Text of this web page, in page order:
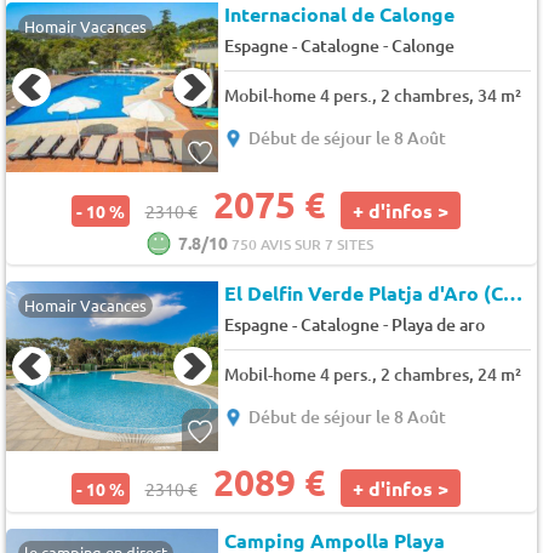
Homair Vacances Internacional de Calonge
Espagne - Catalogne-Calonge
Mobil-home 4 pers., 2 chambres, 34 m²
Début de séjour le 8 Août
- 10 % 2310 € 2075 € + d'infos >
7.8/10750 AVIS SUR 7 SITES
Homair Vacances El Delfin Verde Platja d'Aro (CB029)
Espagne - Catalogne- Playa de aro
Mobil-home 4 pers., 2 chambres, 24 m²
Début de séjour le 8 Août
- 10 % 2310 € 2089 € + d'infos >
Camping Ampolla Playa